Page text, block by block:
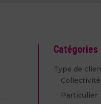
Catégories
Type de
Collectivité
Particulier